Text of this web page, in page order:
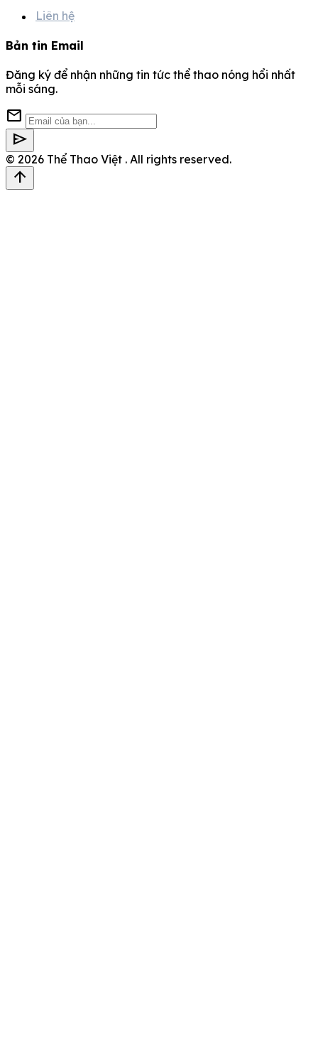
Liên hệ
Bản tin Email
Đăng ký để nhận những tin tức thể thao nóng hổi nhất
mỗi sáng.
mail
send
© 2026 Thể Thao Việt . All rights reserved.
arrow_upward